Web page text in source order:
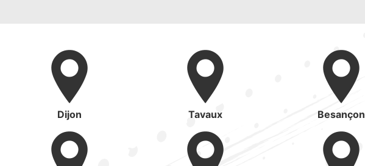
Dijon Tavaux Besançon